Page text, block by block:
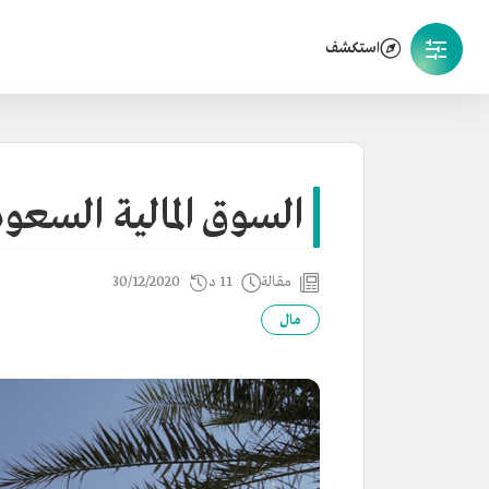
استكشف
السوق المالية
مقالة 11 د 30/12/2020
مال